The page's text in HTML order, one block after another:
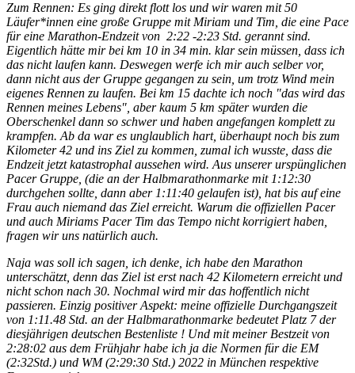
Zum Rennen: Es ging direkt flott los und wir waren mit 50
Läufer*innen eine große Gruppe mit Miriam und Tim, die eine Pace
für eine Marathon-Endzeit von 2:22 -2:23 Std. gerannt sind.
Eigentlich hätte mir bei km 10 in 34 min. klar sein müssen, dass ich
das nicht laufen kann. Deswegen werfe ich mir auch selber vor,
dann nicht aus der Gruppe gegangen zu sein, um trotz Wind mein
eigenes Rennen zu laufen. Bei km 15 dachte ich noch "das wird das
Rennen meines Lebens", aber kaum 5 km später wurden die
Oberschenkel dann so schwer und haben angefangen komplett zu
krampfen. Ab da war es unglaublich hart, überhaupt noch bis zum
Kilometer 42 und ins Ziel zu kommen, zumal ich wusste, dass die
Endzeit jetzt katastrophal aussehen wird. Aus unserer urspünglichen
Pacer Gruppe, (die an der Halbmarathonmarke mit 1:12:30
durchgehen sollte, dann aber 1:11:40 gelaufen ist), hat bis auf eine
Frau auch niemand das Ziel erreicht. Warum die offiziellen Pacer
und auch Miriams Pacer Tim das Tempo nicht korrigiert haben,
fragen wir uns natürlich auch.
Naja was soll ich sagen, ich denke, ich habe den Marathon
unterschätzt, denn das Ziel ist erst nach 42 Kilometern erreicht und
nicht schon nach 30. Nochmal wird mir das hoffentlich nicht
passieren. Einzig positiver Aspekt: meine offizielle Durchgangszeit
von 1:11.48 Std. an der Halbmarathonmarke bedeutet Platz 7 der
diesjährigen deutschen Bestenliste ! Und mit meiner Bestzeit von
2:28:02 aus dem Frühjahr habe ich ja die Normen für die EM
(2:32Std.) und WM (2:29:30 Std.) 2022 in München respektive